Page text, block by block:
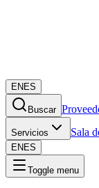
EN ES
Buscar
Servicios Sala
EN ES
Toggle menu